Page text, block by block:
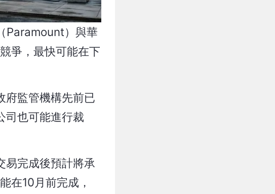
Paramount）與華
爭，最快可能在下
府監管機構先前已
司也可能進行裁
易完成後預計將承
在10月前完成，